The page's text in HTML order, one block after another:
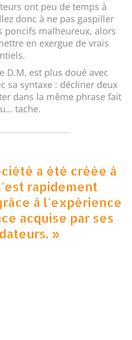
ont peu de temps à
donc à ne pas gaspiller
poncifs malheureux, alors
en exergue de vrais
D.M. est plus doué avec
sa syntaxe : décliner deux
dans la même phrase fait
tache.
a été créée à
rapidement
à l'expérience
acquise par ses
»